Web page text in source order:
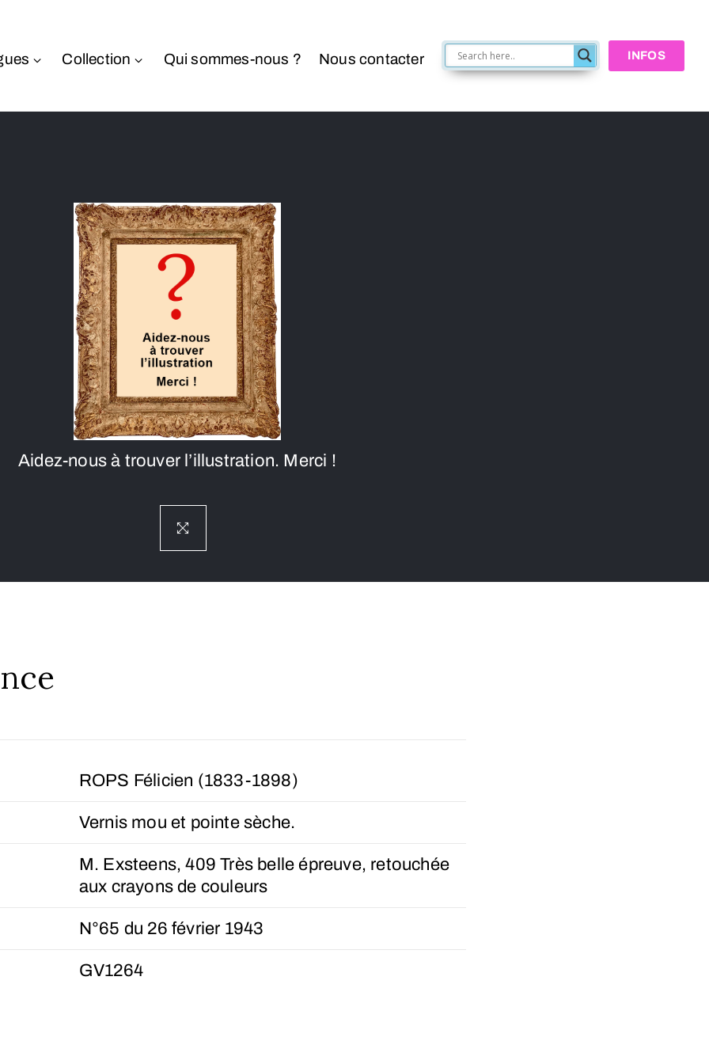
Collection Qui sommes-nous ? Nous contacter INFOS
Aidez-nous à trouver l’illustration. Merci !
ROPS Félicien (1833-1898)
Vernis mou et pointe sèche.
M. Exsteens, 409 Très belle épreuve, retouchée
aux crayons de couleurs
N°65 du 26 février 1943
GV1264